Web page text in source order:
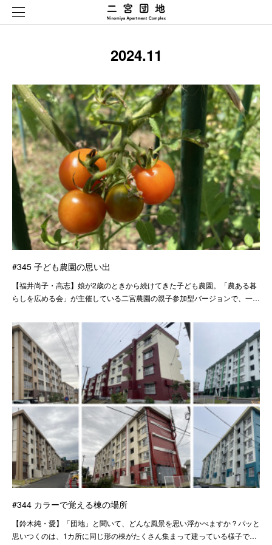
2024.11
#345 子ども農園の思い出
【福井尚子・高志】娘が2歳のときから続けてきた子ども農園。「農ある暮
らしを広める会」が主催している二宮農園の親子参加型バージョンで、一…
#344 カラーで覚える棟の場所
【鈴木純・愛】「団地」と聞いて、どんな風景を思い浮かべますか？パッと
思いつくのは、1カ所に同じ形の棟がたくさん集まって建っている様子で…